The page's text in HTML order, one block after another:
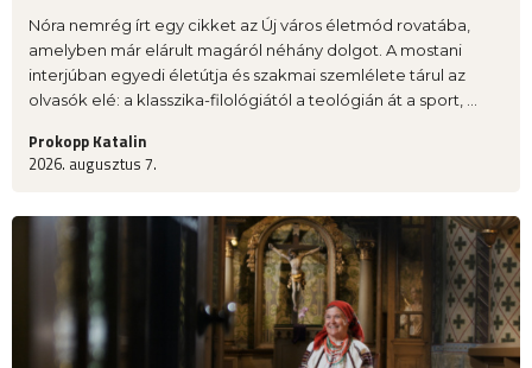
Nóra nemrég írt egy cikket az Új város életmód rovatába,
amelyben már elárult magáról néhány dolgot. A mostani
interjúban egyedi életútja és szakmai szemlélete tárul az
olvasók elé: a klasszika-filológiától a teológián át a sport, ...
Prokopp Katalin
2026. augusztus 7.